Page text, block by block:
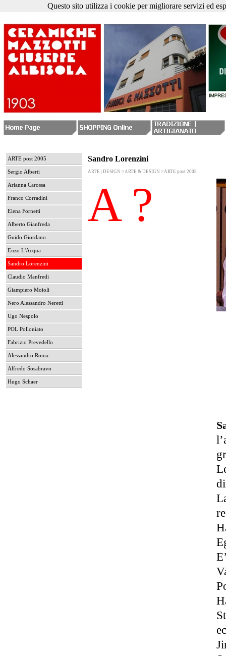
ARTE post 2005
Sergio Alberti
Arianna Carossa
Franco Corradini
Elena Fornetti
Alberto Gianfreda
Guido Giordano
Enzo L'Acqua
Sandro Lorenzini
Claudio Manfredi
Giampiero Moioli
Nero Alessandro Neretti
Ugo Nespolo
POL Polloniato
Fabrizio Prevedello
Alessandro Roma
Alfredo Sosabravo
Hugo Schaer
Sandro Lorenzini
ARTE | DESIGN > ARTE & DESIGN > ARTE post 2005
A ?
Questo sito utilizza i cookie per migliorare servizi ed